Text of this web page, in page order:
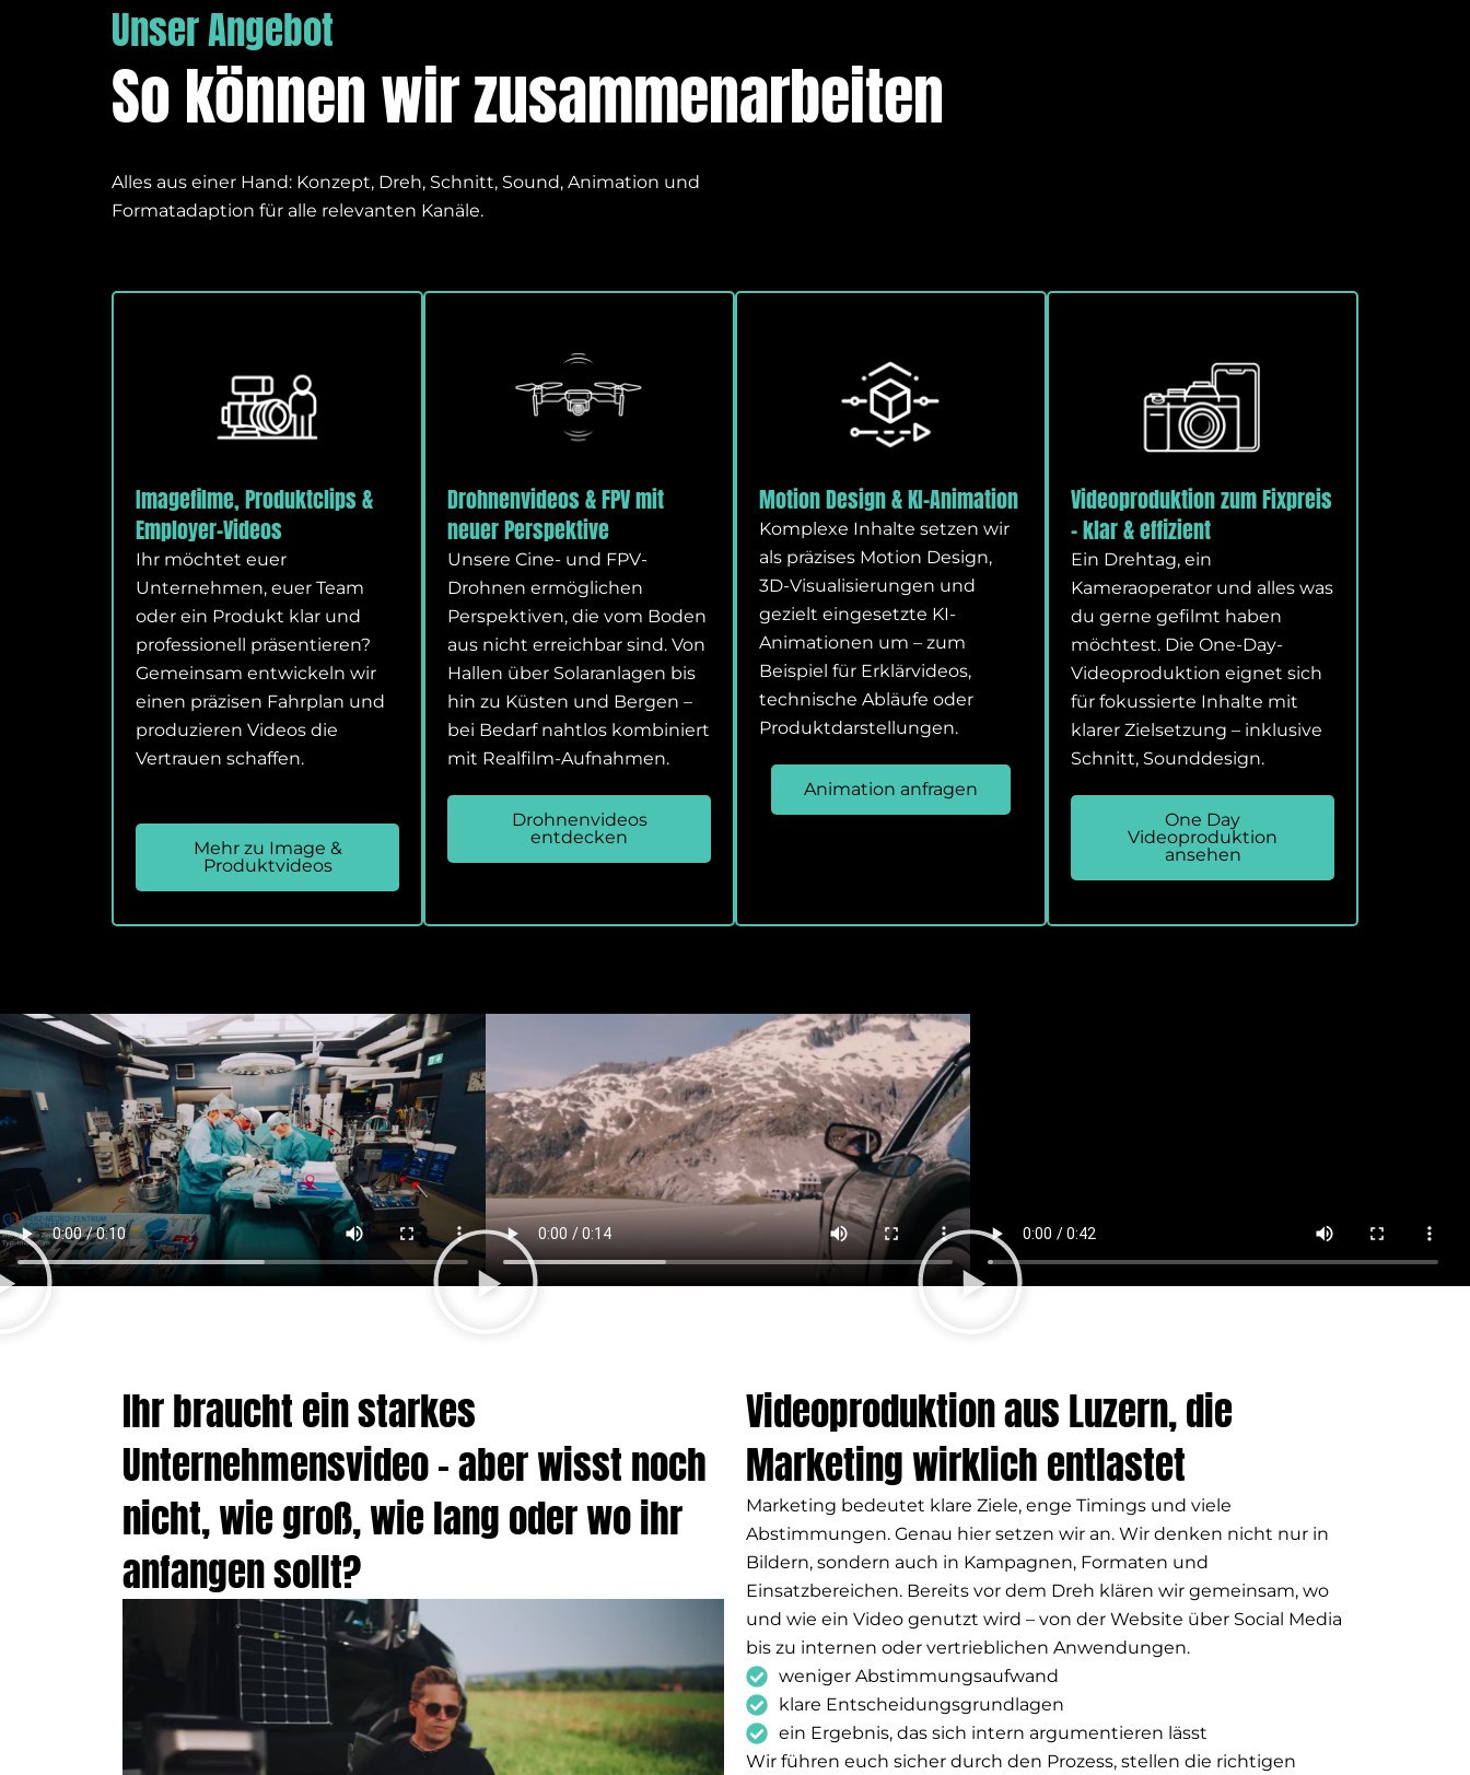
Unser Angebot
So können wir zusammenarbeiten
Alles aus einer Hand: Konzept, Dreh, Schnitt, Sound, Animation und
Formatadaption für alle relevanten Kanäle.
Imagefilme, Produktclips &
Employer-Videos
Ihr möchtet euer
Unternehmen, euer Team
oder ein Produkt klar und
professionell präsentieren?
Gemeinsam entwickeln wir
einen präzisen Fahrplan und
produzieren Videos die
Vertrauen schaffen.
Mehr zu Image &
Produktvideos
Drohnenvideos & FPV mit
neuer Perspektive
Unsere Cine- und FPV-
Drohnen ermöglichen
Perspektiven, die vom Boden
aus nicht erreichbar sind. Von
Hallen über Solaranlagen bis
hin zu Küsten und Bergen –
bei Bedarf nahtlos kombiniert
mit Realfilm-Aufnahmen.
Drohnenvideos
entdecken
Motion Design & KI-Animation
Komplexe Inhalte setzen wir
als präzises Motion Design,
3D-Visualisierungen und
gezielt eingesetzte KI-
Animationen um – zum
Beispiel für Erklärvideos,
technische Abläufe oder
Produktdarstellungen.
Animation anfragen
Videoproduktion zum Fixpreis
– klar & effizient
Ein Drehtag, ein
Kameraoperator und alles was
du gerne gefilmt haben
möchtest. Die One-Day-
Videoproduktion eignet sich
für fokussierte Inhalte mit
klarer Zielsetzung – inklusive
Schnitt, Sounddesign.
One Day
Videoproduktion
ansehen
Ihr braucht ein starkes
Unternehmensvideo – aber wisst noch
nicht, wie groß, wie lang oder wo ihr
anfangen sollt?
Videoproduktion aus Luzern, die
Marketing wirklich entlastet
Marketing bedeutet klare Ziele, enge Timings und viele
Abstimmungen. Genau hier setzen wir an. Wir denken nicht nur in
Bildern, sondern auch in Kampagnen, Formaten und
Einsatzbereichen. Bereits vor dem Dreh klären wir gemeinsam, wo
und wie ein Video genutzt wird – von der Website über Social Media
bis zu internen oder vertrieblichen Anwendungen.
weniger Abstimmungsaufwand
klare Entscheidungsgrundlagen
ein Ergebnis, das sich intern argumentieren lässt
Wir führen euch sicher durch den Prozess, stellen die richtigen